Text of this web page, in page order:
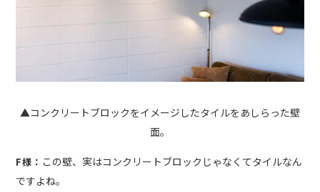
▲コンクリートブロックをイメージしたタイルをあしらった壁
面。
F様： この壁、実はコンクリートブロックじゃなくてタイルなん
ですよね。